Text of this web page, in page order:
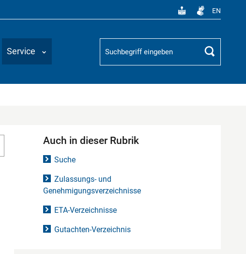
EN
Service
Suchbegriff
Suchen
Auch in dieser Rubrik
Suche
Zulassungs- und
Genehmigungsverzeichnisse
ETA-Verzeichnisse
Gutachten-Verzeichnis